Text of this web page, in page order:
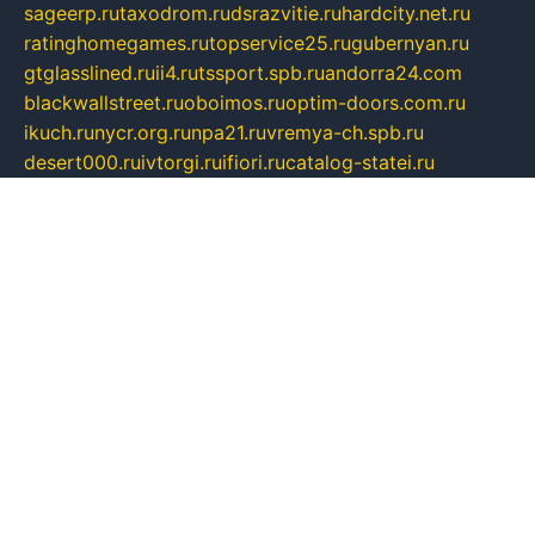
sageerp.rutaxodrom.rudsrazvitie.ruhardcity.net.ru
ratinghomegames.rutopservice25.rugubernyan.ru
gtglasslined.ruii4.rutssport.spb.ruandorra24.com
blackwallstreet.ruoboimos.ruoptim-doors.com.ru
ikuch.runycr.org.runpa21.ruvremya-ch.spb.ru
desert000.ruivtorgi.ruifiori.rucatalog-statei.ru